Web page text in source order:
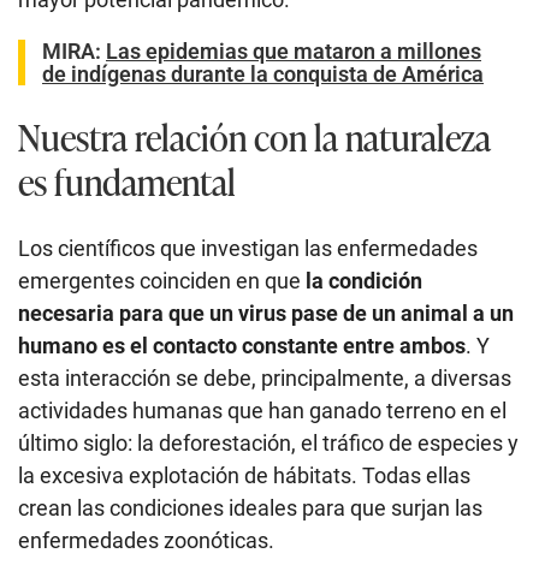
MIRA: Las epidemias que mataron a millones
de indígenas durante la conquista de América
Nuestra relación con la naturaleza
es fundamental
Los científicos que investigan las enfermedades
emergentes coinciden en que la condición
necesaria para que un virus pase de un animal a un
humano es el contacto constante entre ambos. Y
esta interacción se debe, principalmente, a diversas
actividades humanas que han ganado terreno en el
último siglo: la deforestación, el tráfico de especies y
la excesiva explotación de hábitats. Todas ellas
crean las condiciones ideales para que surjan las
enfermedades zoonóticas.